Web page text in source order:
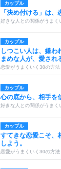
カップル
「決め付ける」は、
好きな人との関係がうまく
カップル
しつこい人は、嫌わ
まめな人が、愛され
恋愛がうまくいく30の方法
カップル
心の底から、相手を
好きな人との関係がうまく
カップル
すてきな恋愛こそ、
しよう。
恋愛がうまくいく30の方法